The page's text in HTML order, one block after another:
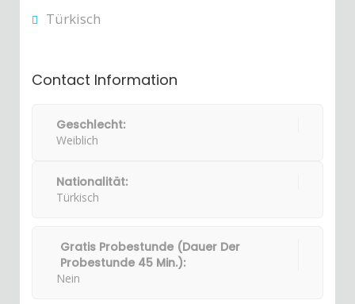
Türkisch
Contact Information
Geschlecht:
Weiblich
Nationalität:
Türkisch
Gratis Probestunde (Dauer Der
Probestunde 45 Min.):
Nein